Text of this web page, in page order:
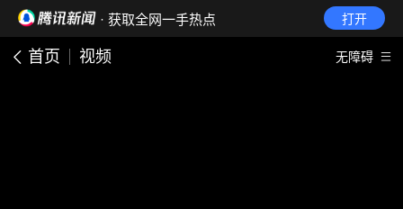
· 获取全网一手热点 打开
首页 视频 无障碍